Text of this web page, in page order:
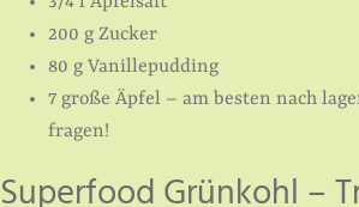
200 g Zucker
80 g Vanillepudding
7 große Äpfel – am besten nach
fragen!
Superfood Grünkohl –